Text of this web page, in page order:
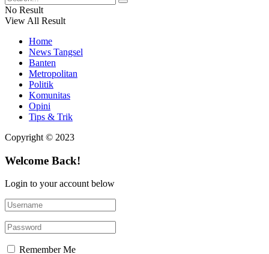
No Result
View All Result
Home
News Tangsel
Banten
Metropolitan
Politik
Komunitas
Opini
Tips & Trik
Copyright © 2023
Welcome Back!
Login to your account below
Remember Me